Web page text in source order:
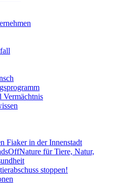
Vermächtnis
Fiaker in der Innenstadt
für Tiere, Natur,
stoppen!